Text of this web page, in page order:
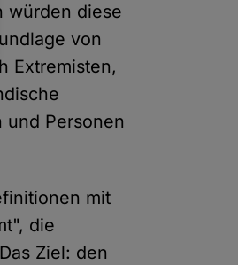
würden diese
von
Extremisten,
und Personen
mit
die
Ziel: den